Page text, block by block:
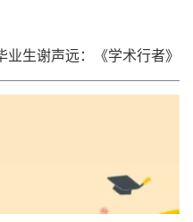
生谢声远：《学术行者》